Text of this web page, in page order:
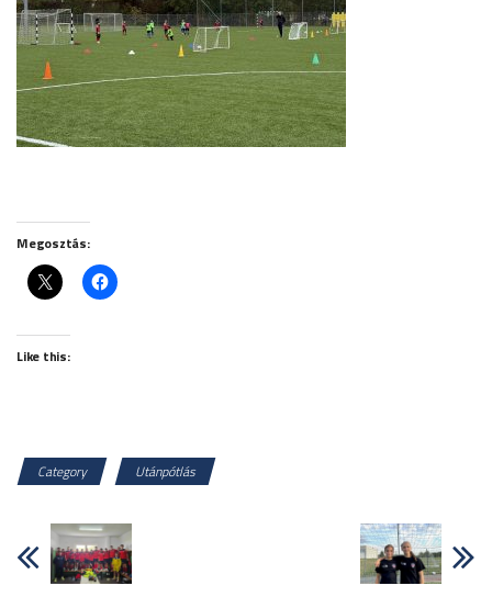
Megosztás:
Like this:
Category Utánpótlás